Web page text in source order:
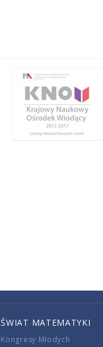
ŚWIAT MATEMATYKI
Kongresy Młodych